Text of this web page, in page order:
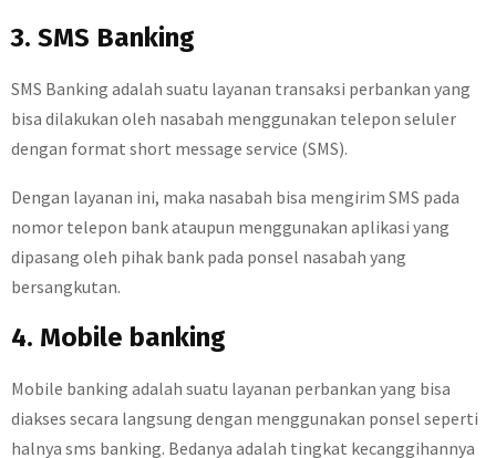
3. SMS Banking
SMS Banking adalah suatu layanan transaksi perbankan yang
bisa dilakukan oleh nasabah menggunakan telepon seluler
dengan format short message service (SMS).
Dengan layanan ini, maka nasabah bisa mengirim SMS pada
nomor telepon bank ataupun menggunakan aplikasi yang
dipasang oleh pihak bank pada ponsel nasabah yang
bersangkutan.
4. Mobile banking
Mobile banking adalah suatu layanan perbankan yang bisa
diakses secara langsung dengan menggunakan ponsel seperti
halnya sms banking. Bedanya adalah tingkat kecanggihannya